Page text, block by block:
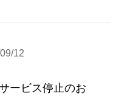
12
ービス停止のお